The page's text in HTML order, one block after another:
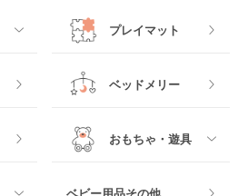
テーブルチェア
すべて
木製
プレイマット
ベッドメリー
おもちゃ・遊具